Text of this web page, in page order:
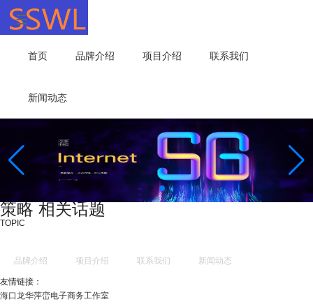
首页 品牌介绍 项目介绍 联系我们
新闻动态
策略 相关话题
TOPIC
品牌介绍 项目介绍 联系我们 新闻动态
友情链接：
海口龙华萍峦电子商务工作室